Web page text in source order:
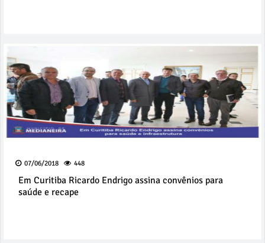
07/06/2018 448
Em Curitiba Ricardo Endrigo assina convênios para
saúde e recape